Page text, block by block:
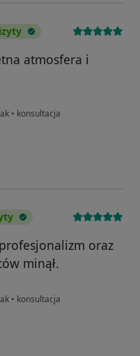
atmosfera i
• konsultacja
oraz
minął.
• konsultacja